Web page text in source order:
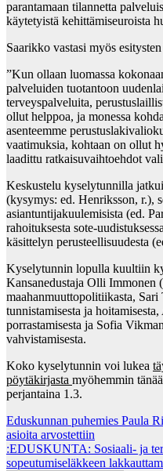
parantamaan tilannetta
käytetyistä kehittämiseuroista
Saarikko vastasi myös
”Kun ollaan luomassa
palveluiden tuotantoon
terveyspalveluita,
ollut helppoa, ja monessa
asenteemme
vaatimuksia, kohtaan on ollut
laadittu ratkaisuvaihtoehdot
Keskustelu kyselytunnilla
(kysymys: ed. Henriksson, r.),
asiantuntijakuulemisista (ed.
rahoituksesta sote-
käsittelyn perusteellisuudesta
Kyselytunnin lopulla kuultiin
Kansanedustaja Olli Immonen
maahanmuuttopolitiikasta,
tunnistamisesta ja
porrastamisesta ja Sofia
vahvistamisesta.
Koko kyselytunnin voi lukea
pöytäkirjasta myöhemmin
perjantaina 1.3.​
Post
navigation
Eduskunnan puhemies Paula
asioita arvostettiin
:EDUSKUNTA: Sosiaali- ja
sopeutumiseläkkeen